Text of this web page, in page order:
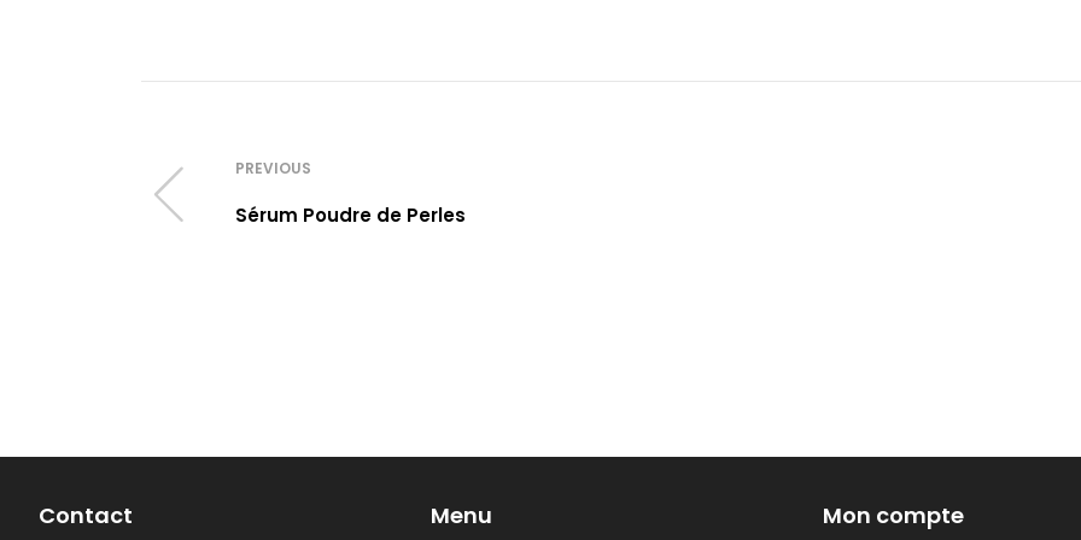
PREVIOUS
Sérum Poudre de Perles
Contact Menu Mon compte